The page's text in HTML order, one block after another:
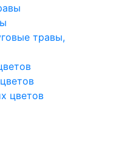
травы,
цветов